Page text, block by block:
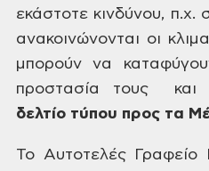
εκάστοτε κινδύνου, π.χ.
ανακοινώνονται οι
μπορούν να
προστασία τους
και
δελτίο τύπου προς τα
Το Αυτοτελές Γραφείο